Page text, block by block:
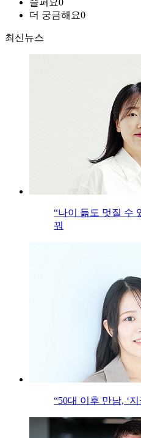
슬퍼요0
더 궁금해요0
최신뉴스
“나이 듦도 멋질 수
꿔
“50대 이후 만남, ‘